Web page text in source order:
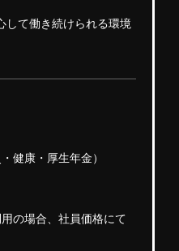
して働き続けられる環境
健康・厚生年金）
の場合、社員価格にて